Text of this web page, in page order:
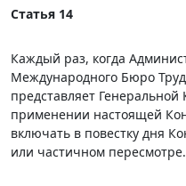
Статья 14
Каждый раз, когда
Международного Бюро
представляет
применении настоящей
включать в повестку дня
или частичном пересмотре.